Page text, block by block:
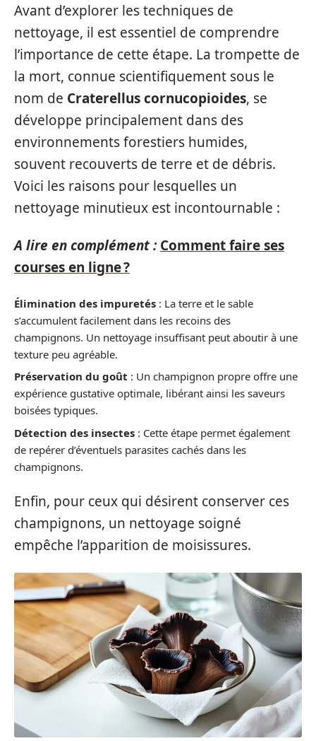
Avant d’explorer les techniques de
nettoyage, il est essentiel de comprendre
l’importance de cette étape. La trompette de
la mort, connue scientifiquement sous le
nom de Craterellus cornucopioides, se
développe principalement dans des
environnements forestiers humides,
souvent recouverts de terre et de débris.
Voici les raisons pour lesquelles un
nettoyage minutieux est incontournable :
A lire en complément : Comment faire ses
courses en ligne ?
Élimination des impuretés : La terre et le sable
s’accumulent facilement dans les recoins des
champignons. Un nettoyage insuffisant peut aboutir à une
texture peu agréable.
Préservation du goût : Un champignon propre offre une
expérience gustative optimale, libérant ainsi les saveurs
boisées typiques.
Détection des insectes : Cette étape permet également
de repérer d’éventuels parasites cachés dans les
champignons.
Enfin, pour ceux qui désirent conserver ces
champignons, un nettoyage soigné
empêche l’apparition de moisissures.